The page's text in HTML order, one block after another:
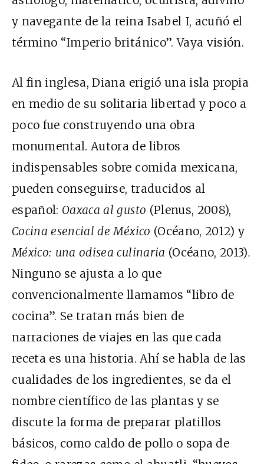
y navegante de la reina Isabel I, acuñó el
término “Imperio británico”. Vaya visión.
Al fin inglesa, Diana erigió una isla propia
en medio de su solitaria libertad y poco a
poco fue construyendo una obra
monumental. Autora de libros
indispensables sobre comida mexicana,
pueden conseguirse, traducidos al
español: Oaxaca al gusto (Plenus, 2008),
Cocina esencial de México (Océano, 2012) y
México: una odisea culinaria (Océano, 2013).
Ninguno se ajusta a lo que
convencionalmente llamamos “libro de
cocina”. Se tratan más bien de
narraciones de viajes en las que cada
receta es una historia. Ahí se habla de las
cualidades de los ingredientes, se da el
nombre científico de las plantas y se
discute la forma de preparar platillos
básicos, como caldo de pollo o sopa de